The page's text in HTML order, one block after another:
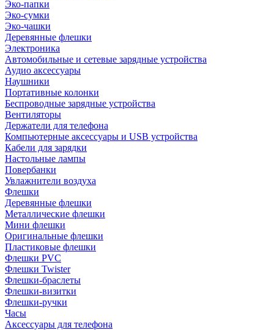
Эко-папки
Эко-сумки
Эко-чашки
Деревянные флешки
Электроника
Автомобильные и сетевые зарядные устройства
Аудио аксессуары
Наушники
Портативные колонки
Беспроводные зарядные устройства
Вентиляторы
Держатели для телефона
Компьютерные аксессуары и USB устройства
Кабели для зарядки
Настольные лампы
Повербанки
Увлажнители воздуха
Флешки
Деревянные флешки
Металлические флешки
Мини флешки
Оригинальные флешки
Пластиковые флешки
Флешки PVC
Флешки Twister
Флешки-браслеты
Флешки-визитки
Флешки-ручки
Часы
Аксессуары для телефона